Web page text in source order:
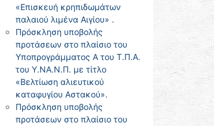
«Επισκευή κρηπιδωμάτων
παλαιού λιμένα Αιγίου» .
Πρόσκληση υποβολής
προτάσεων στο πλαίσιο του
Υποπρογράμματος Α του Τ.Π.Α.
του Υ.ΝΑ.Ν.Π. με τίτλο
«Βελτίωση αλιευτικού
καταφυγίου Αστακού».
Πρόσκληση υποβολής
προτάσεων στο πλαίσιο του